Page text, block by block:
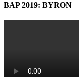
BAP 2019: BYRON